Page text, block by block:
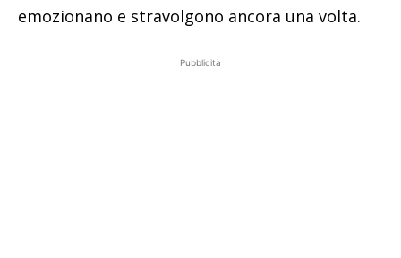
emozionano e stravolgono ancora una volta.
Pubblicità